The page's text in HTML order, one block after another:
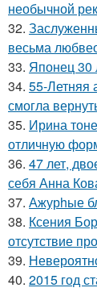
необычной
32.
весьма
33. Японец 30
34. 55-Летняя
смогла
35. Ирина
отличную
36. 47 лет,
себя Анна
37. Ажурhые
38. Ксения
отсутствие
39.
40. 2015 год